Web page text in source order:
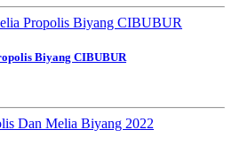
Biyang CIBUBUR